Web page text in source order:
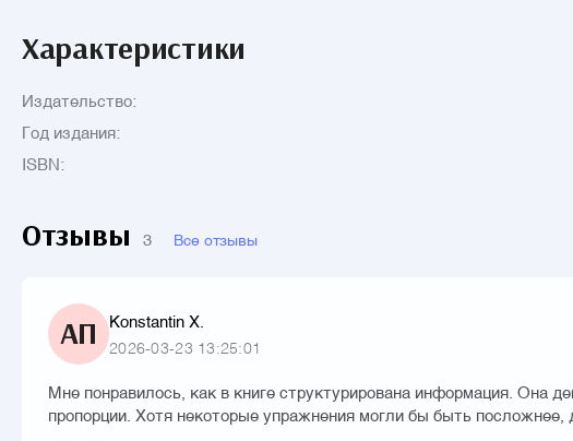
Характеристики
Издательство:
Год издания:
ISBN:
Отзывы 3 Все отзывы
АП Konstantin X.
2026-03-23 13:25:01
Мне понравилось, как в книге структурирована информация. Она
пропорции. Хотя некоторые упражнения могли бы быть